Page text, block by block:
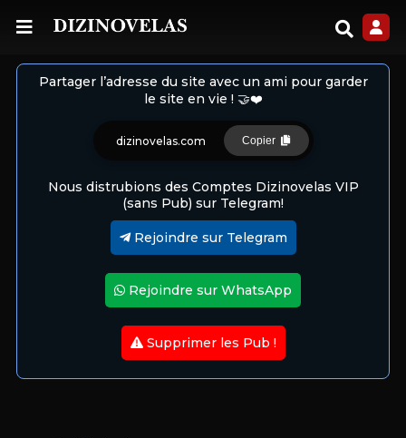
Partager l’adresse du site avec un ami pour garder
le site en vie ! 🤝❤️
dizinovelas.com Copier
Nous distrubions des Comptes Dizinovelas VIP
(sans Pub) sur Telegram!
Rejoindre sur Telegram
Rejoindre sur WhatsApp
Supprimer les Pub !